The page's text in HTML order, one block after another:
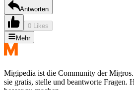
Antworten
0 Likes
Mehr
Migipedia ist die Community der
sie gratis, stelle und beantworte Fragen.